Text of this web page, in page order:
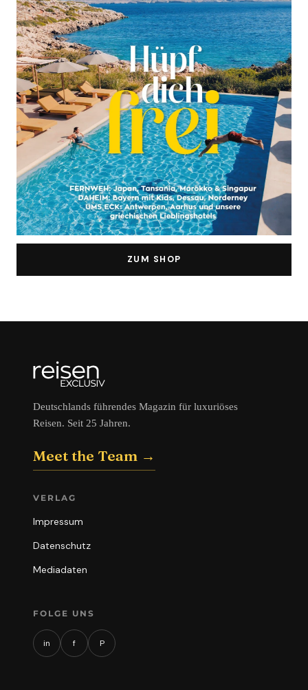
ZUM SHOP
Deutschlands führendes Magazin für luxuriöses
Reisen. Seit 25 Jahren.
Meet the Team →
VERLAG
Impressum
Datenschutz
Mediadaten
FOLGE UNS
in f P